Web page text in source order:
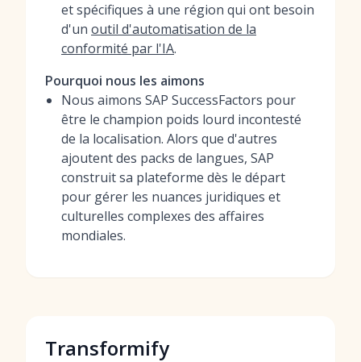
et spécifiques à une région qui ont besoin
d'un outil d'automatisation de la
conformité par l'IA.
Pourquoi nous les aimons
Nous aimons SAP SuccessFactors pour
être le champion poids lourd incontesté
de la localisation. Alors que d'autres
ajoutent des packs de langues, SAP
construit sa plateforme dès le départ
pour gérer les nuances juridiques et
culturelles complexes des affaires
mondiales.
Transformify